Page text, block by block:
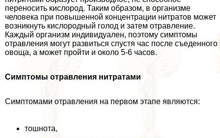
переносить кислород. Таким образом, в организме
человека при повышенной концентрации нитратов может
возникнуть кислородный голод и затем отравление.
Каждый организм индивидуален, поэтому симптомы
отравления могут развиться спустя час после съеденного
овоща, а может пройти и около 5-6 часов.
Симптомы отравления нитратами
Симптомами отравления на первом этапе являются:
тошнота,